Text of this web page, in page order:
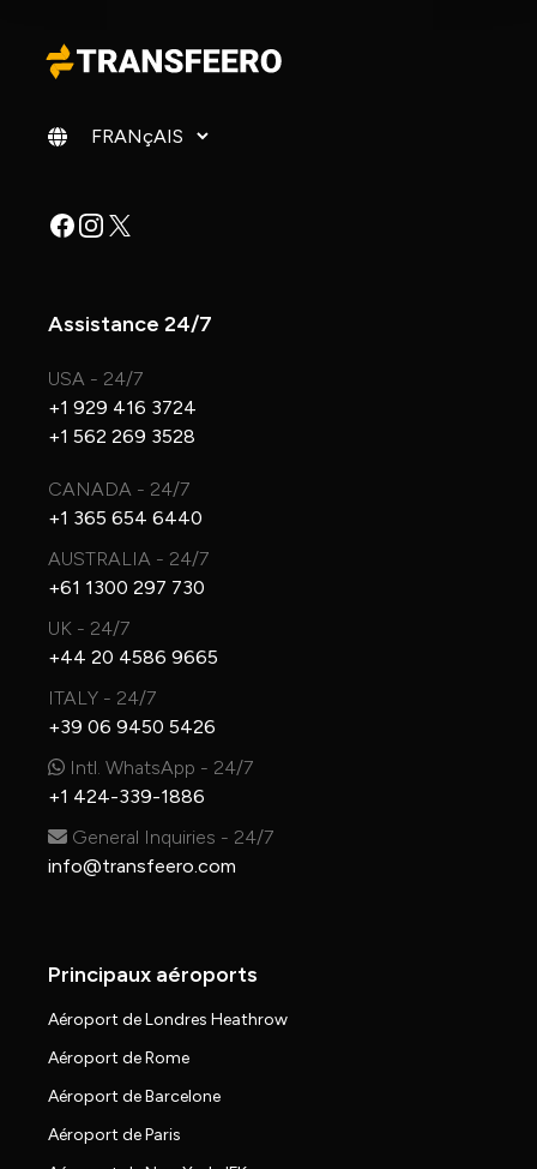
Changer de langue
Facebook
Instagram
X
Assistance 24/7
USA - 24/7
+1 929 416 3724
+1 562 269 3528
CANADA - 24/7
+1 365 654 6440
AUSTRALIA - 24/7
+61 1300 297 730
UK - 24/7
+44 20 4586 9665
ITALY - 24/7
+39 06 9450 5426
Intl. WhatsApp - 24/7
+1 424-339-1886
General Inquiries - 24/7
info@transfeero.com
Principaux aéroports
Aéroport de Londres Heathrow
Aéroport de Rome
Aéroport de Barcelone
Aéroport de Paris